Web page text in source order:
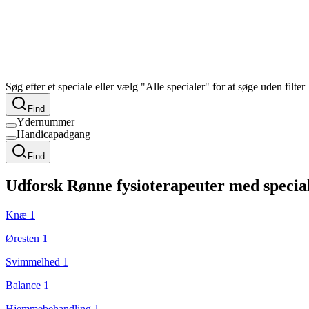
Søg efter et speciale eller vælg "Alle specialer" for at søge uden filter
Find
Ydernummer
Handicapadgang
Find
UdforskRønne fysioterapeuter med
Knæ 1
Øresten 1
Svimmelhed 1
Balance 1